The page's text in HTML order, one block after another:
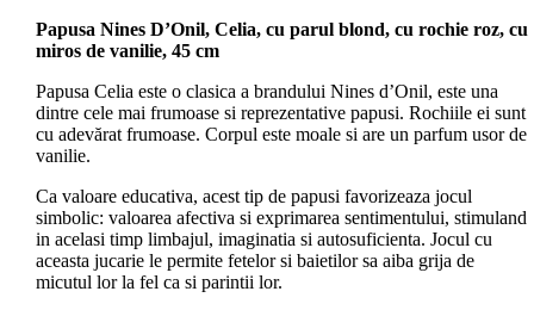
Papusa Nines D’Onil, Celia, cu parul blond, cu rochie roz, cu
miros de vanilie, 45 cm
Papusa Celia este o clasica a brandului Nines d’Onil, este una
dintre cele mai frumoase si reprezentative papusi. Rochiile ei sunt
cu adevărat frumoase. Corpul este moale si are un parfum usor de
vanilie.
Ca valoare educativa, acest tip de papusi favorizeaza jocul
simbolic: valoarea afectiva si exprimarea sentimentului, stimuland
in acelasi timp limbajul, imaginatia si autosuficienta. Jocul cu
aceasta jucarie le permite fetelor si baietilor sa aiba grija de
micutul lor la fel ca si parintii lor.